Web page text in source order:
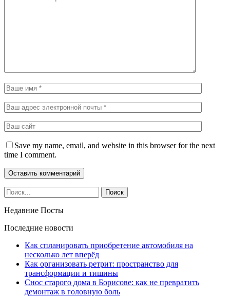
Save my name, email, and website in this browser for the next
time I comment.
Недавние Посты
Последние новости
Как спланировать приобретение автомобиля на
несколько лет вперёд
Как организовать ретрит: пространство для
трансформации и тишины
Снос старого дома в Борисове: как не превратить
демонтаж в головную боль